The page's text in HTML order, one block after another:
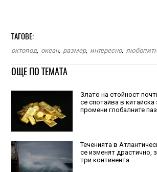
ТАГОВЕ:
октопод, океан, размер, интересно,
ОЩЕ ПО ТЕМАТА
Злато на стойност
се спотайва в
промени глобалните
Теченията в
се изменят драстично,
три континента